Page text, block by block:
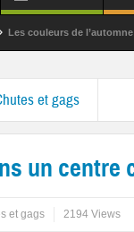
de l’automne
et gags
un centre
et gags 2194 Views